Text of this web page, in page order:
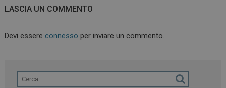
LASCIA UN COMMENTO
Devi essereconnesso per inviare un commento.